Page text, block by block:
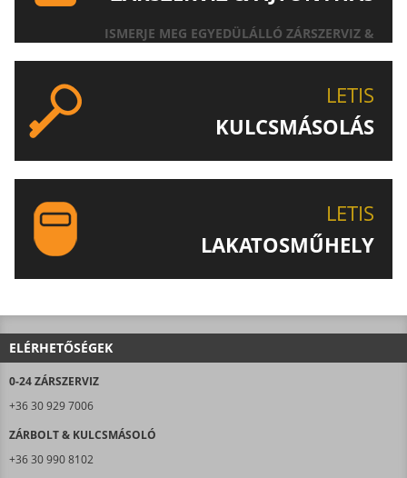
ISMERJE MEG EGYEDÜLÁLLÓ ZÁRSZERVIZ &
LETIS
KULCSMÁSOLÁS
LETIS
LAKATOSMŰHELY
ELÉRHETŐSÉGEK
0-24 ZÁRSZERVIZ
+36 30 929 7006
ZÁRBOLT & KULCSMÁSOLÓ
+36 30 990 8102